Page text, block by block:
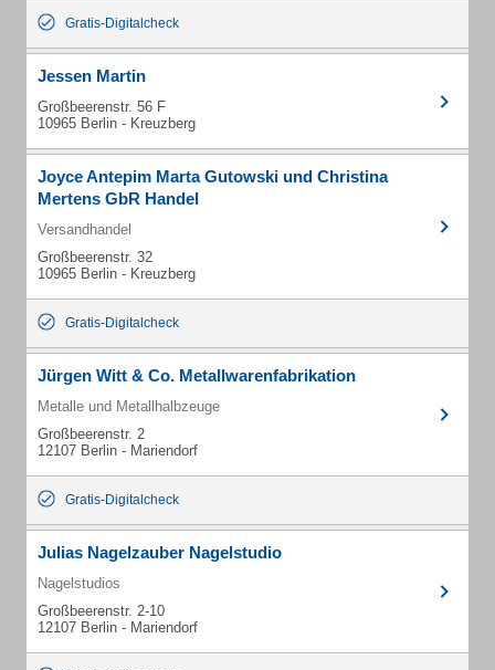
Gratis-Digitalcheck
Jessen Martin
Großbeerenstr. 56 F
10965 Berlin - Kreuzberg
Joyce Antepim Marta Gutowski und Christina
Mertens GbR Handel
Versandhandel
Großbeerenstr. 32
10965 Berlin - Kreuzberg
Gratis-Digitalcheck
Jürgen Witt & Co. Metallwarenfabrikation
Metalle und Metallhalbzeuge
Großbeerenstr. 2
12107 Berlin - Mariendorf
Gratis-Digitalcheck
Julias Nagelzauber Nagelstudio
Nagelstudios
Großbeerenstr. 2-10
12107 Berlin - Mariendorf